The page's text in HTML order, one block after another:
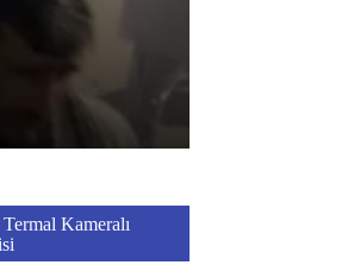
Kameralı